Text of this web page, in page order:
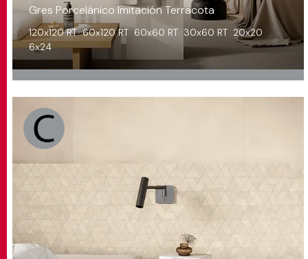
Gres Porcelánico Imitación Terracota
120x120 RT 60x120 RT 60x60 RT 30x60 RT 20x20
6x24